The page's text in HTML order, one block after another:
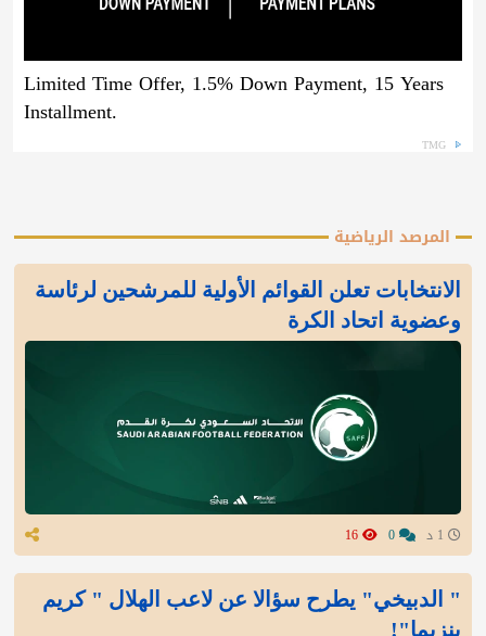
Limited Time Offer, 1.5% Down Payment, 15 Years
Installment.
TMG
المرصد الرياضية
الانتخابات تعلن القوائم الأولية للمرشحين لرئاسة
وعضوية اتحاد الكرة
" الدبيخي" يطرح سؤالا عن لاعب الهلال " كريم
بنزيما"!